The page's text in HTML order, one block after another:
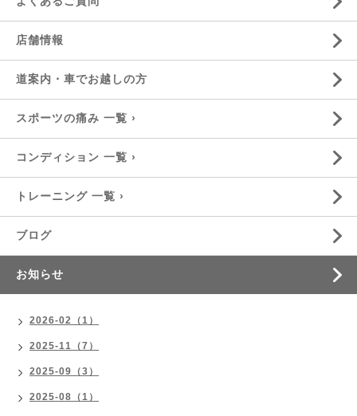
店舗情報
道案内・車でお越しの方
スポーツの痛み 一覧 ›
コンディション 一覧 ›
トレーニング 一覧 ›
ブログ
お知らせ
2026-02（1）
2025-11（7）
2025-09（3）
2025-08（1）